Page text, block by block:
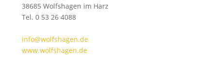
38685 Wolfshagen im Harz
Tel. 0 53 26 4088
info@wolfshagen.de
www.wolfshagen.de